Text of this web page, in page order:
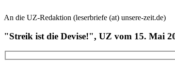
An die UZ-Redaktion (leserbriefe (at) unsere-zeit.de)
"Streik ist die Devise!", UZ vom 15. Mai